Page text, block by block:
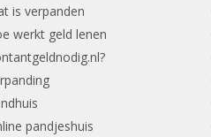
is verpanden
werkt geld lenen
pandjeshuis